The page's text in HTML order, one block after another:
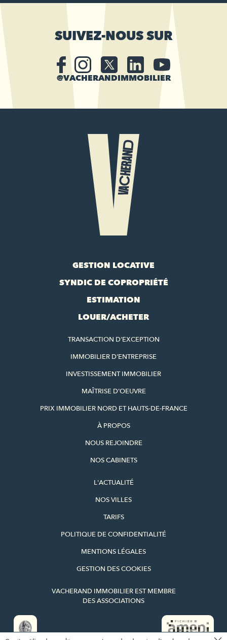
SUIVEZ-NOUS SUR
@VACHERANDIMMOBILIER
GESTION LOCATIVE
SYNDIC DE COPROPRIÉTÉ
ESTIMATION
LOUER/ACHETER
TRANSACTION D'EXCEPTION
IMMOBILIER D'ENTREPRISE
INVESTISSEMENT IMMOBILIER
MAÎTRISE D'OEUVRE
PRIX IMMOBILIER NORD ET HAUTS-DE-FRANCE
À PROPOS
NOUS REJOINDRE
NOS CABINETS
L'ACTUALITÉ
NOS VILLES
TARIFS
POLITIQUE DE CONFIDENTIALITÉ
MENTIONS LÉGALES
GESTION DES COOKIES
VACHERAND IMMOBILIER EST MEMBRE
DES ASSOCIATIONS